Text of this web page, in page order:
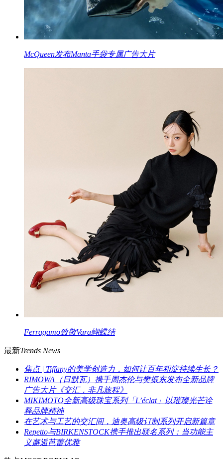
McQueen发布Manta手袋专属广告大片
Ferragamo致敬Vara蝴蝶结
最新Trends News
焦点 | Tiffany的美学创造力，如何让百年积淀持续生长？
RIMOWA（日默瓦）携手周杰伦与樊振东发布全新品牌
广告大片《交汇，非凡旅程》
MIKIMOTO全新高级珠宝系列「L’éclat」以璀璨光芒诠
释品牌精神
在艺术与工艺的交汇间，迪奥高级订制系列开启新篇章
Repetto与BIRKENSTOCK携手推出联名系列：当功能主
义邂逅芭蕾优雅